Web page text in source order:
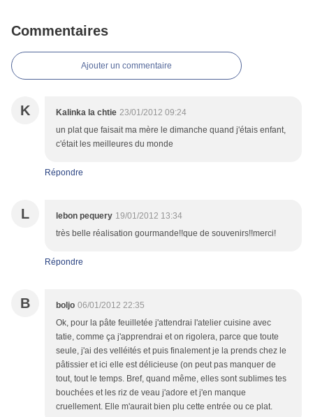
Commentaires
Ajouter un commentaire
K Kalinka la chtie 23/01/2012 09:24
un plat que faisait ma mère le dimanche quand j'étais enfant,
c'était les meilleures du monde
Répondre
L lebon pequery 19/01/2012 13:34
très belle réalisation gourmande!!que de souvenirs!!merci!
Répondre
B boljo 06/01/2012 22:35
Ok, pour la pâte feuilletée j'attendrai l'atelier cuisine avec
tatie, comme ça j'apprendrai et on rigolera, parce que toute
seule, j'ai des velléités et puis finalement je la prends chez le
pâtissier et ici elle est délicieuse (on peut pas manquer de
tout, tout le temps. Bref, quand même, elles sont sublimes tes
bouchées et les riz de veau j'adore et j'en manque
cruellement. Elle m'aurait bien plu cette entrée ou ce plat.